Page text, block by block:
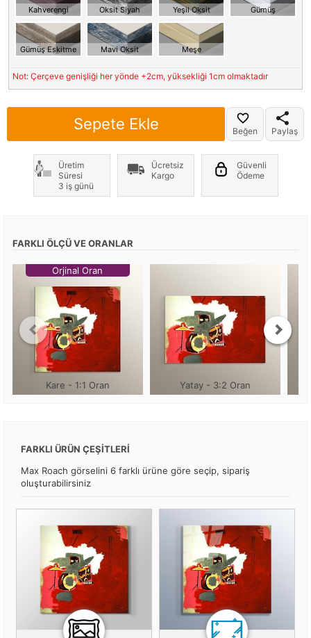
Kahverengi Oksit Siyah Yeşil Oksit Gümüş
Gümüş Eskitme Mavi Oksit Meşe
Not: Çerçeve genişliği her yönde +2cm, yüksekliği 1cm olmaktadır
Sepete Ekle Beğen Paylaş
Üretim
Süresi
3 iş günü
Ücretsiz
Kargo
Güvenli
Ödeme
FARKLI ÖLÇÜ VE ORANLAR
Orjinal Oran
Kare - 1:1 Oran Yatay - 3:2 Oran
FARKLI ÜRÜN ÇEŞİTLERİ
Max Roach görselini 6 farklı ürüne göre seçip, sipariş
oluşturabilirsiniz